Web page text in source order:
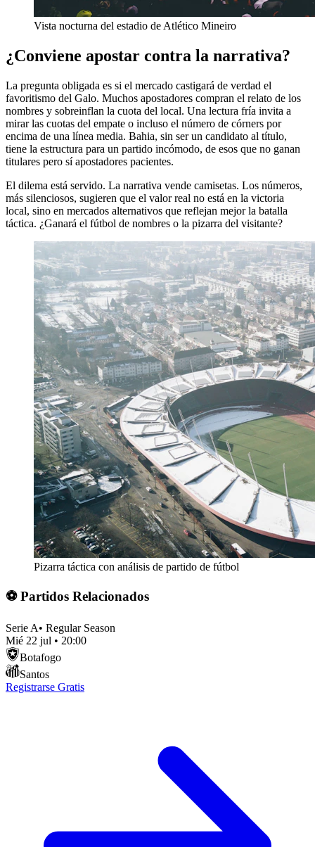
Vista nocturna del estadio de Atlético Mineiro
¿Conviene apostar contra la narrativa?
La pregunta obligada es si el mercado castigará de verdad el
favoritismo del Galo. Muchos apostadores compran el relato de los
nombres y sobreinflan la cuota del local. Una lectura fría invita a
mirar las cuotas del empate o incluso el número de córners por
encima de una línea media. Bahia, sin ser un candidato al título,
tiene la estructura para un partido incómodo, de esos que no ganan
titulares pero sí apostadores pacientes.
El dilema está servido. La narrativa vende camisetas. Los números,
más silenciosos, sugieren que el valor real no está en la victoria
local, sino en mercados alternativos que reflejan mejor la batalla
táctica. ¿Ganará el fútbol de nombres o la pizarra del visitante?
Pizarra táctica con análisis de partido de fútbol
⚽ Partidos Relacionados
Serie A• Regular Season
Mié 22 jul • 20:00
Botafogo
Santos
Registrarse Gratis